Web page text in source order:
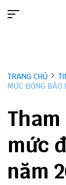
TRANG CHỦ
MỨC ĐÓNG BẢO
mức
năm